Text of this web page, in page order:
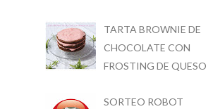
TARTA BROWNIE DE
CHOCOLATE CON
FROSTING DE QUESO
SORTEO ROBOT